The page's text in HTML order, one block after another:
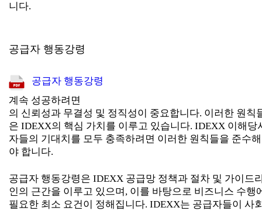
니다.
공급자 행동강령
공급자 행동강령
계속 성공하려면
의 신뢰성과 무결성 및 정직성이 중요합니다. 이러한 원칙
은 IDEXX의 핵심 가치를 이루고 있습니다. IDEXX 이해당
자들의 기대치를 모두 충족하려면 이러한 원칙들을 준수해
야 합니다.
공급자 행동강령은 IDEXX 공급망 정책과 절차 및 가이드
인의 근간을 이루고 있으며, 이를 바탕으로 비즈니스 수행
필요한 최소 요건이 정해집니다. IDEXX는 공급자들이 사